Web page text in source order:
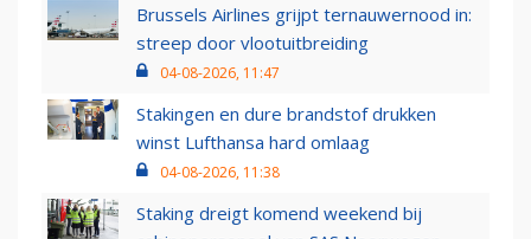
Brussels Airlines grijpt ternauwernood in:
streep door vlootuitbreiding
04-08-2026, 11:47
Stakingen en dure brandstof drukken
winst Lufthansa hard omlaag
04-08-2026, 11:38
Staking dreigt komend weekend bij